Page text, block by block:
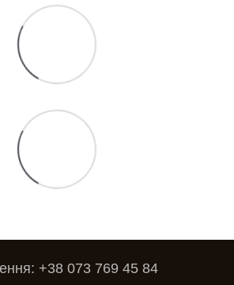
+38 073 769 45 84